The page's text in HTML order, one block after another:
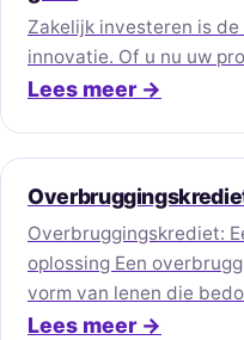
Zakelijk investeren is
innovatie. Of u nu uw
Lees meer →
Overbruggingskrediet:
oplossing Een
vorm van lenen die
Lees meer →